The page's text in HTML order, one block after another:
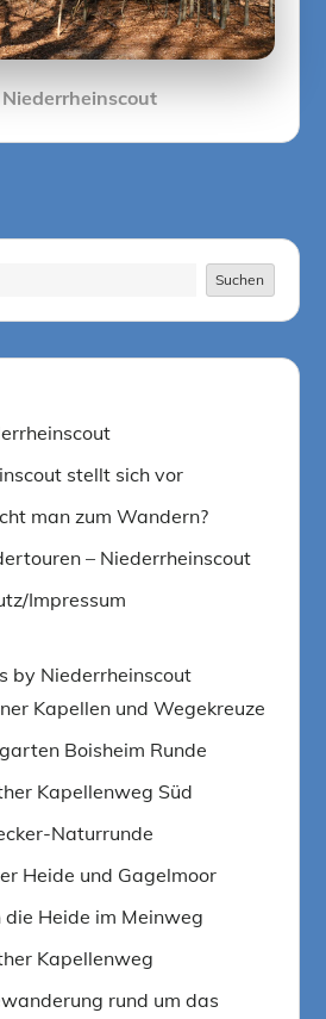
Niederrheinscout
Suchen
stellt sich vor
man zum Wandern?
– Niederrheinscout
Impressum
by Niederrheinscout
Kapellen und Wegekreuze
Boisheim Runde
Kapellenweg Süd
Naturrunde
Heide und Gagelmoor
die Heide im Meinweg
Kapellenweg
rund um das